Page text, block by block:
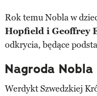
Rok temu Nobla w
Hopfield i Geoffrey
odkrycia, będące
Nagroda
Werdykt Szwedzkiej